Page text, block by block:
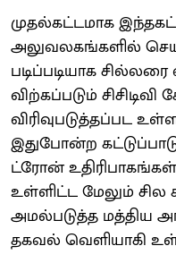
முதல்கட்டமாக
அலுவலகங்களில்
படிப்படியாக
விற்கப்படும் சிசிடிவி
விரிவுபடுத்தப்பட
இதுபோன்ற
ட்ரோன்
உள்ளிட்ட மேலும் சில
அமல்படுத்த மத்திய
தகவல் வெளியாகி